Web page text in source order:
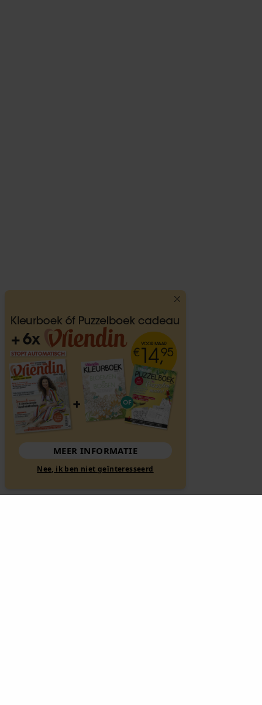
MEER INFORMATIE
Nee, ik ben niet geïnteresseerd